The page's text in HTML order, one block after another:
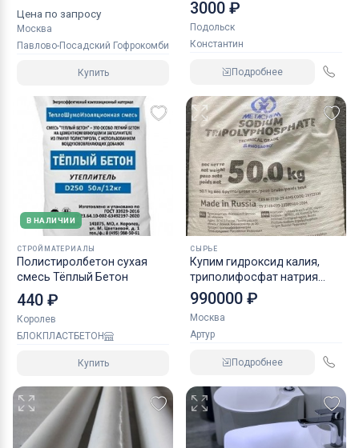
Цена по запросу
Москва
Павлово-Посадский Гофрокомбинат
Купить
3000 ₽
Подольск
Константин
Подробнее
В НАЛИЧИИ
СТРОЙМАТЕРИАЛЫ
Полистиролбетон сухая
смесь Тёплый Бетон
440 ₽
Королев
БЛОКПЛАСТБЕТОН
Купить
СЫРЬЕ
Купим гидроксид калия,
триполифосфат натрия
бихромат калия ацетон и
другую химию
990000 ₽
Москва
Артур
Подробнее